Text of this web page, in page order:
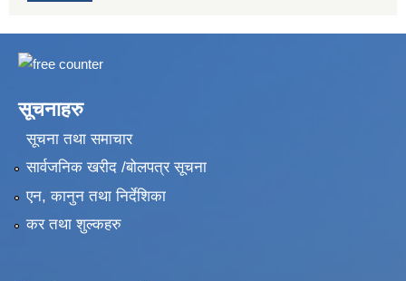
सूचनाहरु
सूचना तथा समाचार
सार्वजनिक खरीद /बोलपत्र सूचना
एन, कानुन तथा निर्देशिका
कर तथा शुल्कहरु